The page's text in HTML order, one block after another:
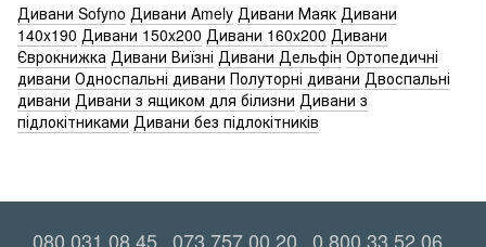
Дивани Sofyno Дивани Amely Дивани Маяк Дивани
140x190 Дивани 150x200 Дивани 160x200 Дивани
Єврокнижка Дивани Виїзні Дивани Дельфін Ортопедичні
дивани Односпальні дивани Полуторні дивани Двоспальні
дивани Дивани з ящиком для білизни Дивани з
підлокітниками Дивани без підлокітників
080 031 08 45 073 757 00 20 0 800 33 52 06